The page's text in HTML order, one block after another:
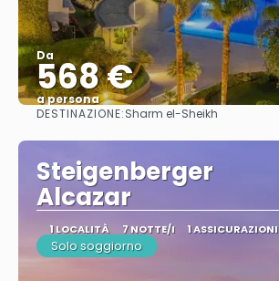
Da
568 €
a persona
Vedere
DESTINAZIONE:Sharm el-Sheikh
Steigenberger
Alcazar
1 LOCALITÀ 7 NOTTE/I 1 ASSICURAZIONI
Solo soggiorno